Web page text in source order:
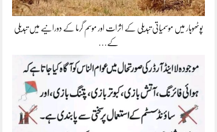
پوٹھوہار میں موسمیاتی تبدیلی کے اثرات اور موسم گرما کے دورانیے میں تبدیلی
کے…